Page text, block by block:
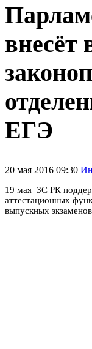
внесёт
ЕГЭ
20 мая 2016 09:30
19 мая ЗС РК
аттестационных
выпускных